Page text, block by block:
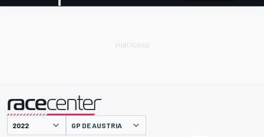
presentado por GP DE AUSTRIA